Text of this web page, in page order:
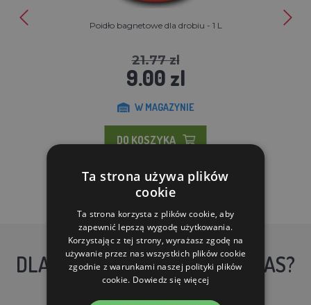
Poidło bagnetowe dla drobiu - 1 L
21.77 zl
9.00 zl
W MAGAZYNIE
DO KOSZYKA
DLACZEGO WARTO KUPIĆ U NAS?
Ta strona używa plików
cookie
Ta strona korzysta z plików cookie, aby
zapewnić lepszą wygodę użytkowania.
Korzystając z tej strony, wyrażasz zgodę na
używanie przez nas wszystkich plików cookie
zgodnie z warunkami naszej polityki plików
cookie. Dowiedz się więcej